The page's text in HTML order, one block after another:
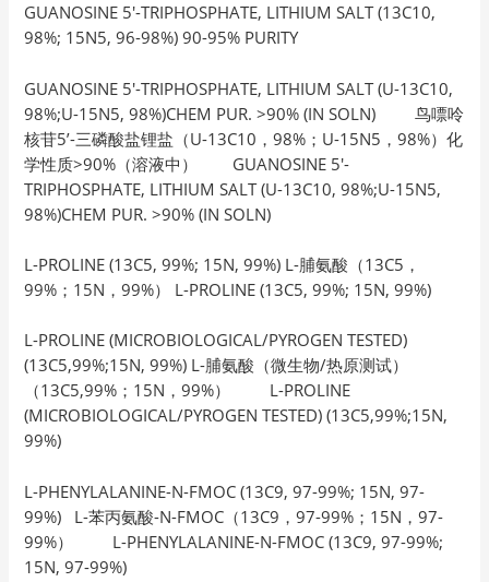
GUANOSINE 5′-TRIPHOSPHATE, LITHIUM SALT (13C10,
98%; 15N5, 96-98%) 90-95% PURITY
GUANOSINE 5′-TRIPHOSPHATE, LITHIUM SALT (U-13C10,
98%;U-15N5, 98%)CHEM PUR. >90% (IN SOLN) 鸟嘌呤
核苷5’-三磷酸盐锂盐（U-13C10，98%；U-15N5，98%）化
学性质>90%（溶液中） GUANOSINE 5′-
TRIPHOSPHATE, LITHIUM SALT (U-13C10, 98%;U-15N5,
98%)CHEM PUR. >90% (IN SOLN)
L-PROLINE (13C5, 99%; 15N, 99%) L-脯氨酸（13C5，
99%；15N，99%） L-PROLINE (13C5, 99%; 15N, 99%)
L-PROLINE (MICROBIOLOGICAL/PYROGEN TESTED)
(13C5,99%;15N, 99%) L-脯氨酸（微生物/热原测试）
（13C5,99%；15N，99%） L-PROLINE
(MICROBIOLOGICAL/PYROGEN TESTED) (13C5,99%;15N,
99%)
L-PHENYLALANINE-N-FMOC (13C9, 97-99%; 15N, 97-
99%) L-苯丙氨酸-N-FMOC（13C9，97-99%；15N，97-
99%） L-PHENYLALANINE-N-FMOC (13C9, 97-99%;
15N, 97-99%)